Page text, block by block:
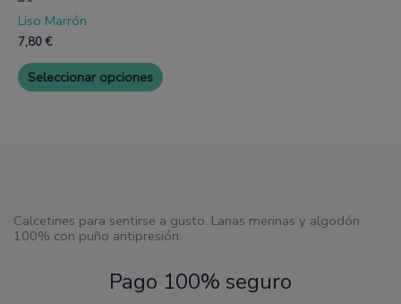
Liso Marrón
7,80€
Seleccionar opciones Las
opciones
Calcetines para sentirse a gusto. Lanas merinas y algodón
100% con puño antipresión.
Pago 100% seguro